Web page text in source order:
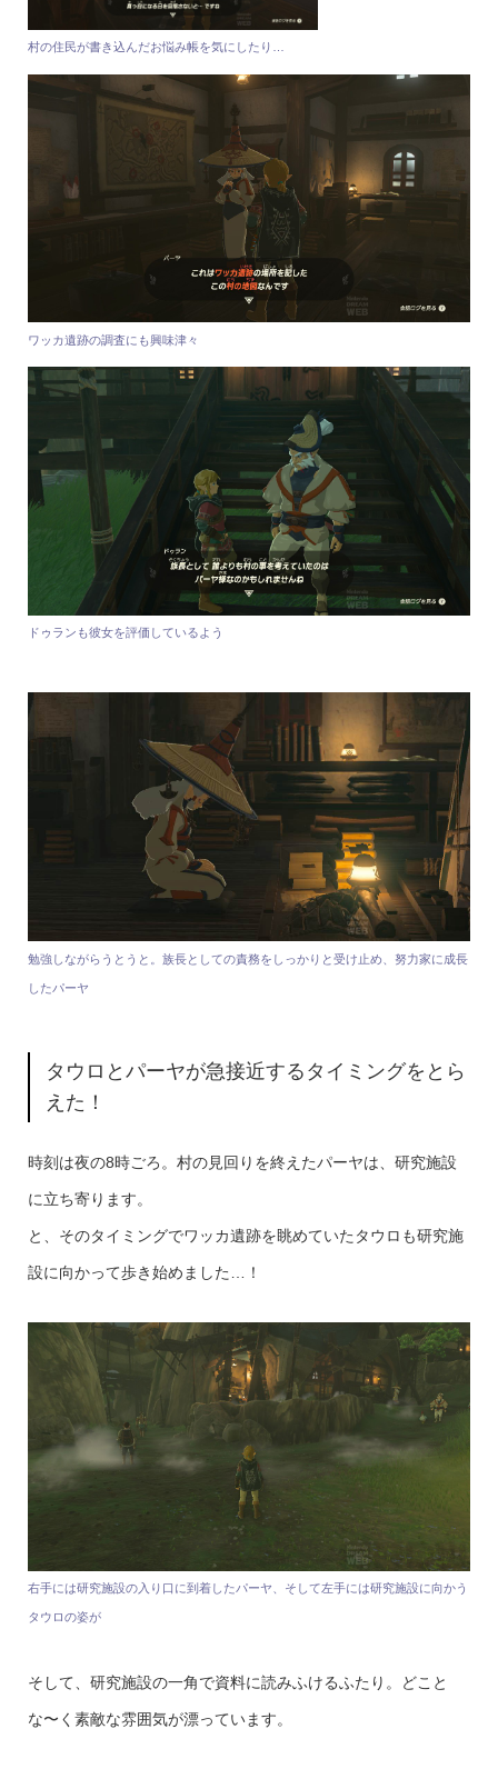
村の住民が書き込んだお悩み帳を気にしたり…
ワッカ遺跡の調査にも興味津々
ドゥランも彼女を評価しているよう
勉強しながらうとうと。族長としての責務をしっかりと受け止め、努力家に成長
したパーヤ
タウロとパーヤが急接近するタイミングをとら
えた！
時刻は夜の8時ごろ。村の見回りを終えたパーヤは、研究施設
に立ち寄ります。
と、そのタイミングでワッカ遺跡を眺めていたタウロも研究施
設に向かって歩き始めました…！
右手には研究施設の入り口に到着したパーヤ、そして左手には研究施設に向かう
タウロの姿が
そして、研究施設の一角で資料に読みふけるふたり。どこと
な〜く素敵な雰囲気が漂っています。